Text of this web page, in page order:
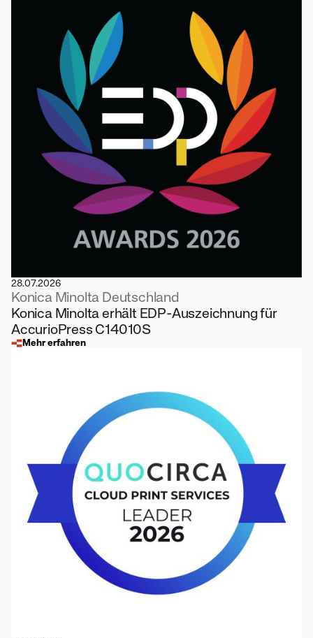
28.07.2026
Konica Minolta Deutschland
Konica Minolta erhält EDP-Auszeichnung für
AccurioPress C14010S
Mehr erfahren